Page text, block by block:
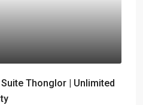
Thonglor | Unlimited